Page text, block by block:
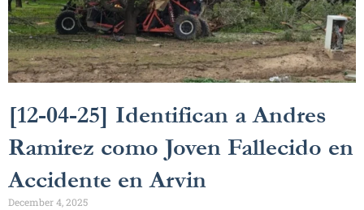
[12-04-25] Identifican a Andres
Ramirez como Joven Fallecido en
Accidente en Arvin
December 4, 2025